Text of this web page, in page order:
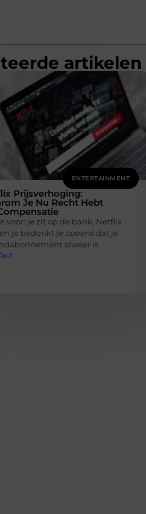
artikelen
ENTERTAINMENT
Prijsverhoging:
Je Nu Recht Hebt
voor: je zit op de bank, Netflix
je bedenkt je opeens dat je
alweer is